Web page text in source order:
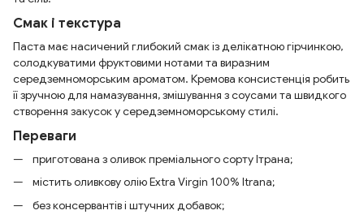
Смак і текстура
Паста має насичений глибокий смак із делікатною гірчинкою,
солодкуватими фруктовими нотами та виразним
середземноморським ароматом. Кремова консистенція робить
її зручною для намазування, змішування з соусами та швидкого
створення закусок у середземноморському стилі.
Переваги
приготована з оливок преміального сорту Ітрана;
містить оливкову олію Extra Virgin 100% Itrana;
без консервантів і штучних добавок;